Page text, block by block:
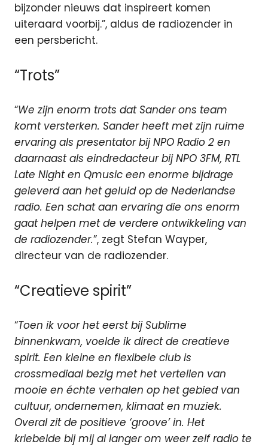
bijzonder nieuws dat inspireert komen
uiteraard voorbij.”, aldus de radiozender in
een persbericht.
“Trots”
“We zijn enorm trots dat Sander ons team
komt versterken. Sander heeft met zijn ruime
ervaring als presentator bij NPO Radio 2 en
daarnaast als eindredacteur bij NPO 3FM, RTL
Late Night en Qmusic een enorme bijdrage
geleverd aan het geluid op de Nederlandse
radio. Een schat aan ervaring die ons enorm
gaat helpen met de verdere ontwikkeling van
de radiozender.”, zegt Stefan Wayper,
directeur van de radiozender.
“Creatieve spirit”
“Toen ik voor het eerst bij Sublime
binnenkwam, voelde ik direct de creatieve
spirit. Een kleine en flexibele club is
crossmediaal bezig met het vertellen van
mooie en échte verhalen op het gebied van
cultuur, ondernemen, klimaat en muziek.
Overal zit de positieve ‘groove’ in. Het
kriebelde bij mij al langer om weer zelf radio te